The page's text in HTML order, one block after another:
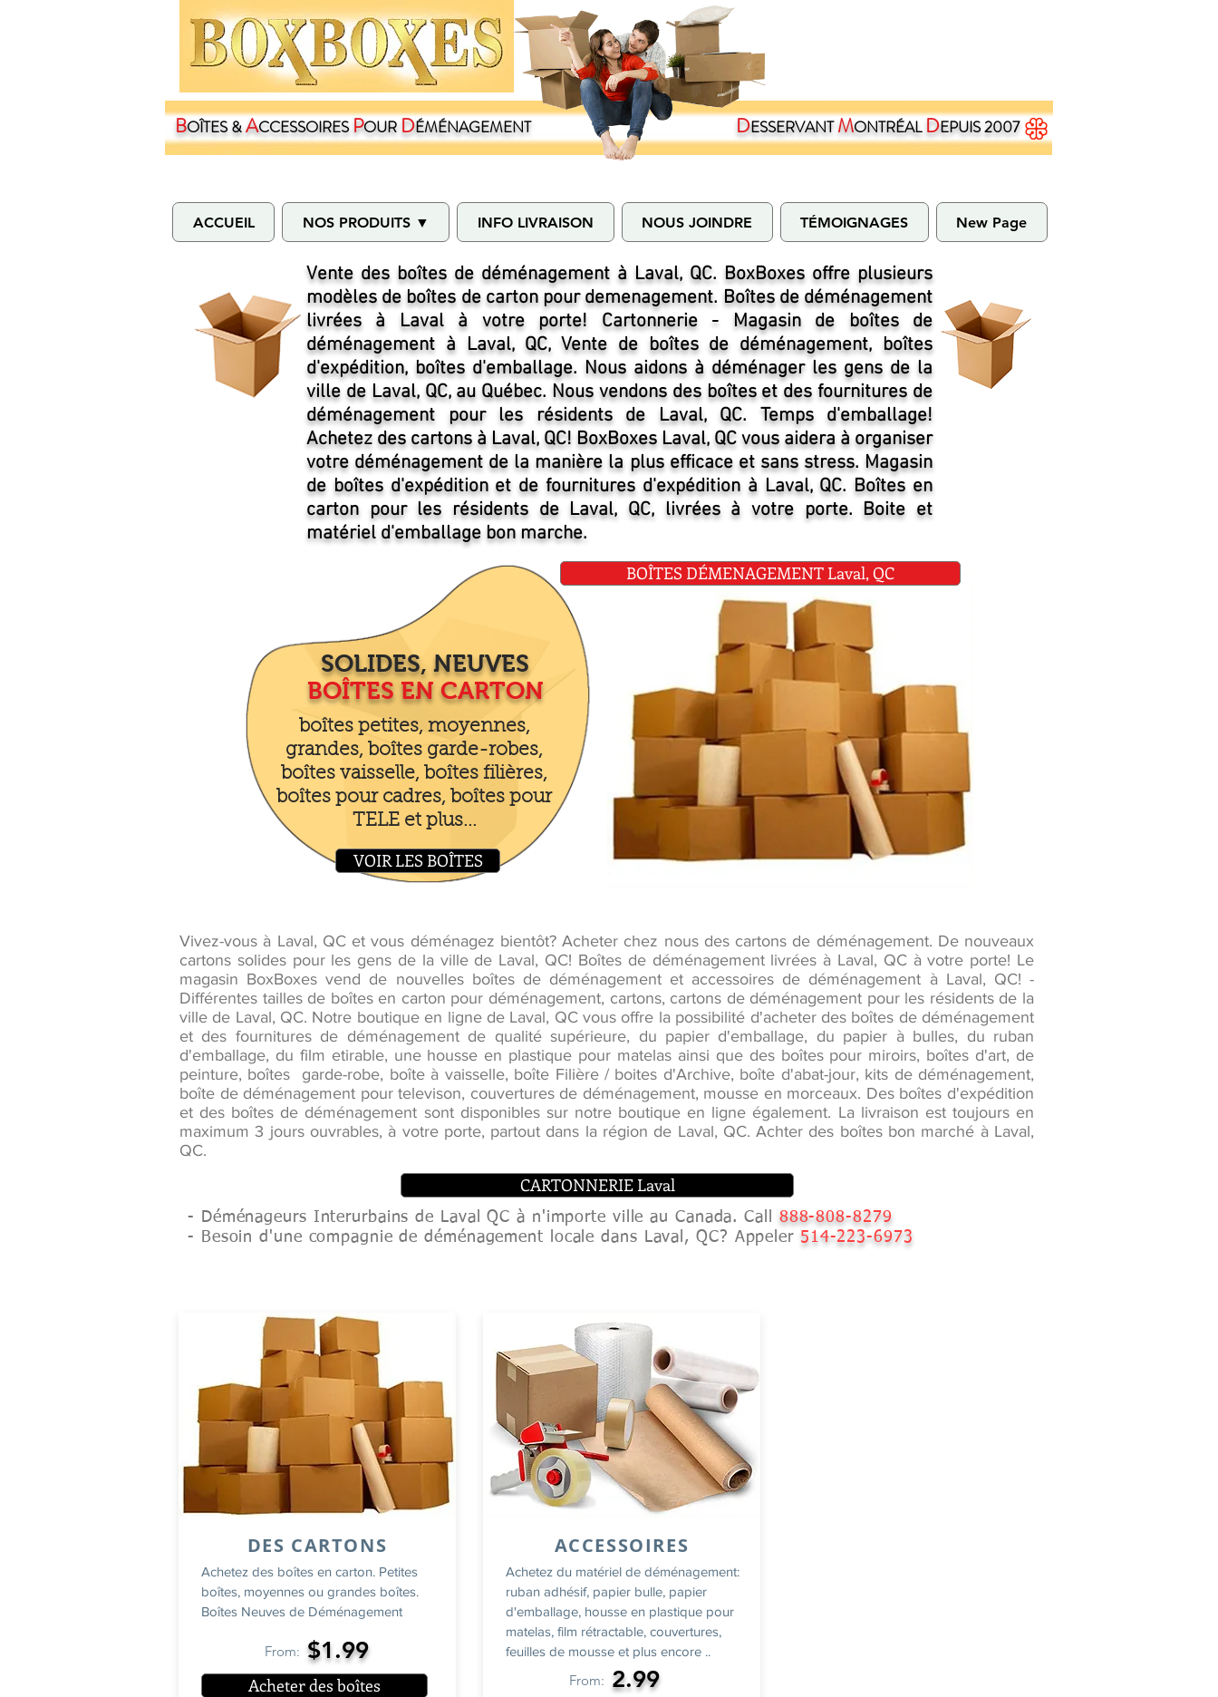
BOÎTES &ACCESSOIRESPOUR DÉMÉNAGEMENT DESSERVANTMONTRÉALDEPUIS 2007
ACCUEIL NOS PRODUITS ▼ INFO LIVRAISON NOUS JOINDRE TÉMOIGNAGES New Page
Vente des boîtes de déménagement à Laval, QC. BoxBoxes offre plusieurs
modèles de boîtes de carton pour demenagement. Boîtes de déménagement
livrées à Laval à votre porte! Cartonnerie - Magasin de boîtes de
déménagement à Laval, QC, Vente de boîtes de déménagement, boîtes
d'expédition, boîtes d'emballage. Nous aidons à déménager les gens de la
ville de Laval, QC, au Québec. Nous vendons des boîtes et des fournitures de
déménagement pour les résidents de Laval, QC. Temps d'emballage!
Achetez des cartons à Laval, QC! BoxBoxes Laval, QC vous aidera à organiser
votre déménagement de la manière la plus efficace et sans stress. Magasin
de boîtes d'expédition et de fournitures d'expédition à Laval, QC. Boîtes en
carton pour les résidents de Laval, QC, livrées à votre porte. Boite et
matériel d'emballage bon marche.
SOLIDES, NEUVES
BOÎTES EN CARTON
boîtes petites, moyennes,
grandes, boîtes garde-robes,
boîtes vaisselle, boîtes filières,
boîtes pour cadres, boîtes pour
TELE et plus...
VOIR LES BOÎTES
BOÎTES DÉMENAGEMENT Laval, QC
Vivez-vous à Laval, QC et vous déménagez bientôt? Acheter chez nous des cartons de déménagement. De nouveaux
cartons solides pour les gens de la ville de Laval, QC! Boîtes de déménagement livrées à Laval, QC à votre porte! Le
magasin BoxBoxes vend de nouvelles boîtes de déménagement et accessoires de déménagement à Laval, QC! -
Différentes tailles de boîtes en carton pour déménagement, cartons, cartons de déménagement pour les résidents de la
ville de Laval, QC. Notre boutique en ligne de Laval, QC vous offre la possibilité d'acheter des boîtes de déménagement
et des fournitures de déménagement de qualité supérieure, du papier d'emballage, du papier à bulles, du ruban
d'emballage, du film etirable, une housse en plastique pour matelas ainsi que des boîtes pour miroirs, boîtes d'art, de
peinture, boîtes garde-robe, boîte à vaisselle, boîte Filière / boites d'Archive, boîte d'abat-jour, kits de déménagement,
boîte de déménagement pour televison, couvertures de déménagement, mousse en morceaux. Des boîtes d'expédition
et des boîtes de déménagement sont disponibles sur notre boutique en ligne également. La livraison est toujours en
maximum 3 jours ouvrables, à votre porte, partout dans la région de Laval, QC. Achter des boîtes bon marché à Laval,
QC.
CARTONNERIE Laval
- Déménageurs Interurbains de Laval QC à n'importe ville au Canada. Call 888-808-8279
- Besoin d'une compagnie de déménagement locale dans Laval, QC? Appeler 514-223-6973
DES CARTONS
Achetez des boîtes en carton. Petites
boîtes, moyennes ou grandes boîtes.
Boîtes Neuves de Déménagement
From: $1.99
Acheter des boîtes
ACCESSOIRES
Achetez du matériel de déménagement:
ruban adhésif, papier bulle, papier
d'emballage, housse en plastique pour
matelas, film rétractable, couvertures,
feuilles de mousse et plus encore ..
From: 2.99